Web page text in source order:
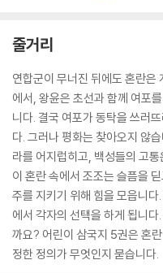
줄거리
연합군이 무너진 뒤에도 혼란은
에서, 왕윤은 초선과 함께 여포
니다. 결국 여포가 동탁을 쓰러
다. 그러나 평화는 찾아오지 않
라를 어지럽히고, 백성들의 고
이 혼란 속에서 조조는 슬픔을
주를 지키기 위해 힘을 모읍니
에서 각자의 선택을 하게 됩니
까요? 어린이 삼국지 5권은 혼
정한 정의가 무엇인지 묻습니다.